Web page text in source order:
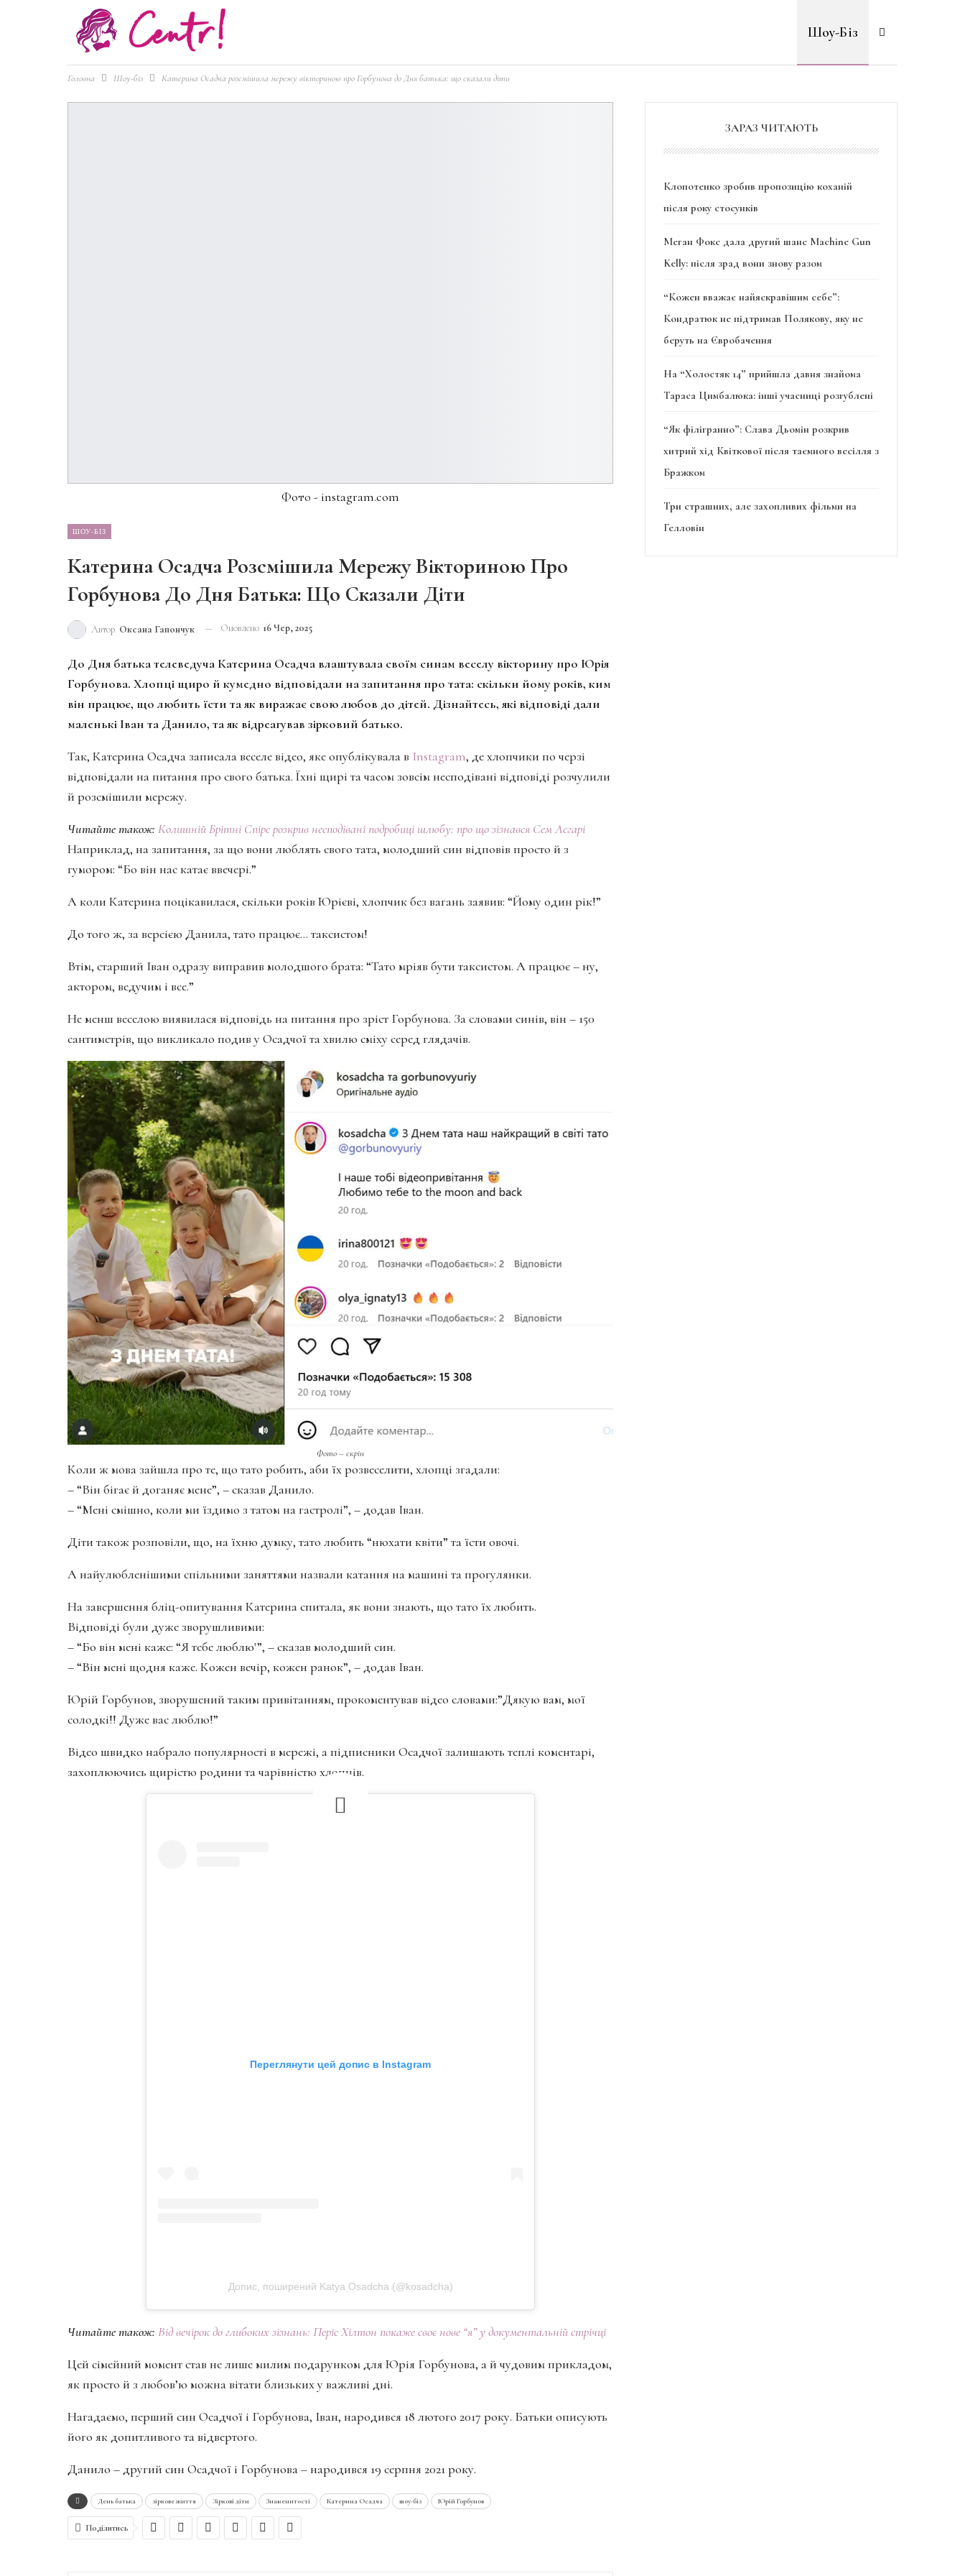
Шоу-Біз
Головна Шоу-біз Катерина Осадча розсмішила мережу вікториною про Горбунова до Дня батька: що сказали діти
Фото - instagram.com
ШОУ-БІЗ
Катерина Осадча Розсмішила Мережу Вікториною Про
Горбунова До Дня Батька: Що Сказали Діти
Автор Оксана Гапончук Оновлено 16 Чер, 2025
До Дня батька телеведуча Катерина Осадча влаштувала своїм синам веселу вікторину про Юрія
Горбунова. Хлопці щиро й кумедно відповідали на запитання про тата: скільки йому років, ким
він працює, що любить їсти та як виражає свою любов до дітей. Дізнайтесь, які відповіді дали
маленькі Іван та Данило, та як відреагував зірковий батько.
Так, Катерина Осадча записала веселе відео, яке опублікувала в Instagram, де хлопчики по черзі
відповідали на питання про свого батька. Їхні щирі та часом зовсім несподівані відповіді розчулили
й розсмішили мережу.
Читайте також: Колишній Брітні Спірс розкрив несподівані подробиці шлюбу: про що зізнався Сем Асгарі
Наприклад, на запитання, за що вони люблять свого тата, молодший син відповів просто й з
гумором: “Бо він нас катає ввечері.”
А коли Катерина поцікавилася, скільки років Юрієві, хлопчик без вагань заявив: “Йому один рік!”
До того ж, за версією Данила, тато працює… таксистом!
Втім, старший Іван одразу виправив молодшого брата: “Тато мріяв бути таксистом. А працює – ну,
актором, ведучим і все.”
Не менш веселою виявилася відповідь на питання про зріст Горбунова. За словами синів, він – 150
сантиметрів, що викликало подив у Осадчої та хвилю сміху серед глядачів.
Фото – скрін
Коли ж мова зайшла про те, що тато робить, аби їх розвеселити, хлопці згадали:
– “Він бігає й доганяє мене”, – сказав Данило.
– “Мені смішно, коли ми їздимо з татом на гастролі”, – додав Іван.
Діти також розповіли, що, на їхню думку, тато любить “нюхати квіти” та їсти овочі.
А найулюбленішими спільними заняттями назвали катання на машині та прогулянки.
На завершення бліц-опитування Катерина спитала, як вони знають, що тато їх любить.
Відповіді були дуже зворушливими:
– “Бо він мені каже: “Я тебе люблю'”, – сказав молодший син.
– “Він мені щодня каже. Кожен вечір, кожен ранок”, – додав Іван.
Юрій Горбунов, зворушений таким привітанням, прокоментував відео словами:”Дякую вам, мої
солодкі!! Дуже вас люблю!”
Відео швидко набрало популярності в мережі, а підписники Осадчої залишають теплі коментарі,
захоплюючись щирістю родини та чарівністю хлопців.
Переглянути цей допис в Instagram
Допис, поширений Katya Osadcha (@kosadcha)
Читайте також: Від вечірок до глибоких зізнань: Періс Хілтон покаже своє нове “я” у документальній стрічці
Цей сімейний момент став не лише милим подарунком для Юрія Горбунова, а й чудовим прикладом,
як просто й з любов’ю можна вітати близьких у важливі дні.
Нагадаємо, перший син Осадчої і Горбунова, Іван, народився 18 лютого 2017 року. Батьки описують
його як допитливого та відвертого.
Данило – другий син Осадчої і Горбунова – народився 19 серпня 2021 року.
День батька зіркове життя Зіркові діти Знаменитості Катерина Осадча шоу-біз Юрій Горбунов
Поділитись
ЗАРАЗ ЧИТАЮТЬ
Клопотенко зробив пропозицію коханій
після року стосунків
Меган Фокс дала другий шанс Machine Gun
Kelly: після зрад вони знову разом
“Кожен вважає найяскравішим себе”:
Кондратюк не підтримав Полякову, яку не
беруть на Євробачення
На “Холостяк 14” прийшла давня знайома
Тараса Цимбалюка: інші учасниці розгублені
“Як філігранно”: Слава Дьомін розкрив
хитрий хід Квіткової після таємного весілля з
Бражком
Три страшних, але захопливих фільми на
Гелловін